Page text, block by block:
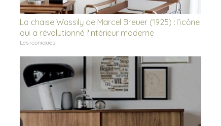
La chaise Wassily de Marcel Breuer (1925) : l’icône
qui a révolutionné l'intérieur moderne
Les iconiques